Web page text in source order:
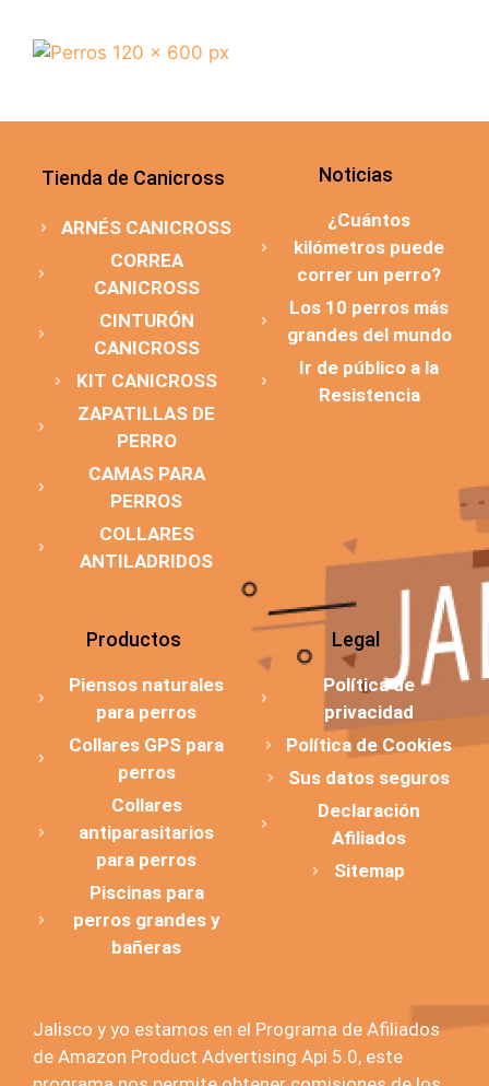
Tienda de Canicross
ARNÉS CANICROSS
CORREA
CANICROSS
CINTURÓN
CANICROSS
KIT CANICROSS
ZAPATILLAS DE
PERRO
CAMAS PARA
PERROS
COLLARES
ANTILADRIDOS
Noticias
¿Cuántos
kilómetros puede
correr un perro?
Los 10 perros más
grandes del mundo
Ir de público a la
Resistencia
Productos
Piensos naturales
para perros
Collares GPS para
perros
Collares
antiparasitarios
para perros
Piscinas para
perros grandes y
bañeras
Legal
Política de
privacidad
Política de Cookies
Sus datos seguros
Declaración
Afiliados
Sitemap
Jalisco y yo estamos en el Programa de Afiliados
de Amazon Product Advertising Api 5.0, este